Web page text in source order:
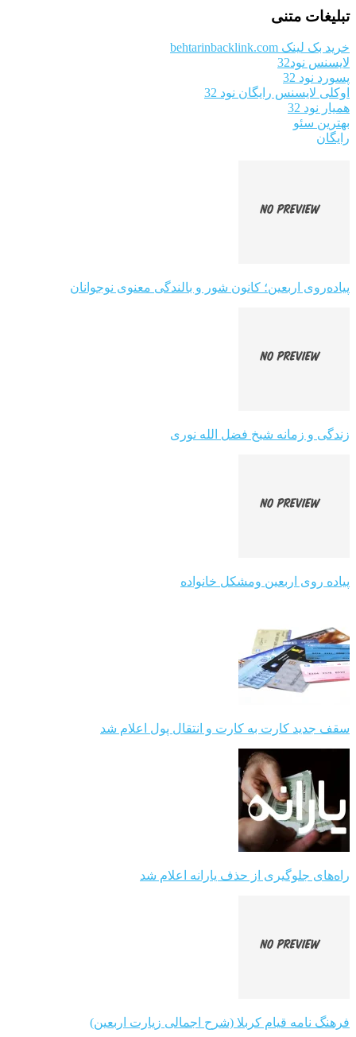
تبلیغات متنی
خرید بک لینک behtarinbacklink.com
لایسنس نود32
پسورد نود 32
اوکلی لایسنس رایگان نود 32
همیار نود 32
بهترین سئو
رایگان
پیاده‌روی اربعین؛ کانون شور و بالندگی معنوی نوجوانان
زندگی و زمانه شیخ فضل الله نوری
پیاده روی اربعین ومشکل خانواده
سقف جدید کارت به کارت و انتقال پول اعلام شد
راه‌های جلوگیری از حذف یارانه اعلام شد
فرهنگ نامه قیام کربلا (شرح اجمالی زیارت اربعین)